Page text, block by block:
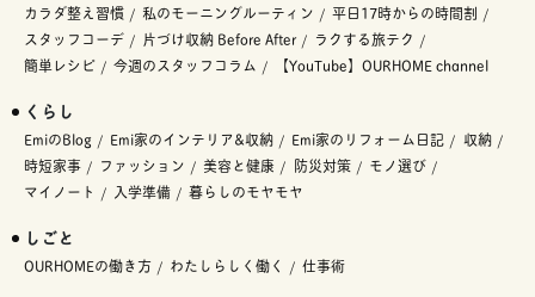
カラダ整え習慣 私のモーニングルーティン
平日17時からの時間割
スタッフコーデ
片づけ収納 Before After
ラクする旅テク
簡単レシピ
今週のスタッフコラム 【YouTube】OURHOME channel
くらし
EmiのBlog Emi家のインテリア&収納 Emi家のリフォーム日記
収納
時短家事
ファッション 美容と健康 防災対策
モノ選び
マイノート
入学準備 暮らしのモヤモヤ
しごと
OURHOMEの働き方 わたしらしく働く 仕事術